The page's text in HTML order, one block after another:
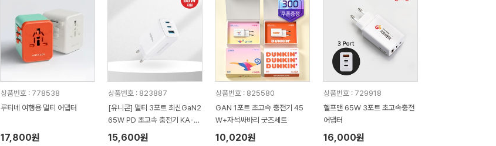
상품번호 : 778538
루티네 여행용 멀티 어댑터
17,800원
상품번호 : 823887
[유니콘] 멀티 3포트 최신GaN2
65W PD 초고속 충전기 KA-7
00PD
15,600원
상품번호 : 825580
GAN 1포트 초고속 충전기 45
W+자석싸바리 굿즈세트
10,020원
상품번호 : 729918
헬프맨 65W 3포트 초고속충전
어댑터
16,000원